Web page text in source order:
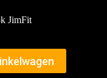
JimFit